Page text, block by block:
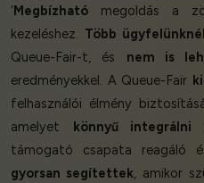
‘Megbízható megoldás a
kezeléshez. Több ügyfelünknél
Queue-Fair-t, és nem is
eredményekkel. A Queue-Fair
felhasználói élmény
amelyet könnyű integrálni
támogató csapata reagáló
gyorsan segítettek, amikor